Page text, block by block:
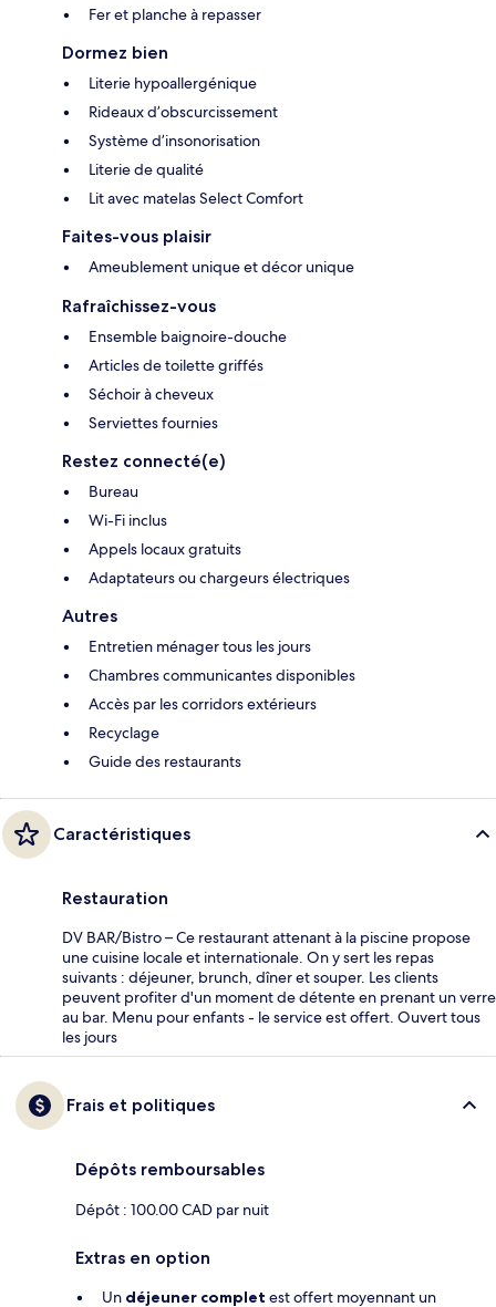
Fer et planche à repasser
Dormez bien
Literie hypoallergénique
Rideaux d’obscurcissement
Système d’insonorisation
Literie de qualité
Lit avec matelas Select Comfort
Faites-vous plaisir
Ameublement unique et décor unique
Rafraîchissez-vous
Ensemble baignoire-douche
Articles de toilette griffés
Séchoir à cheveux
Serviettes fournies
Restez connecté(e)
Bureau
Wi-Fi inclus
Appels locaux gratuits
Adaptateurs ou chargeurs électriques
Autres
Entretien ménager tous les jours
Chambres communicantes disponibles
Accès par les corridors extérieurs
Recyclage
Guide des restaurants
Caractéristiques
Restauration
DV BAR/Bistro – Ce restaurant attenant à la piscine propose
une cuisine locale et internationale. On y sert les repas
suivants : déjeuner, brunch, dîner et souper. Les clients
peuvent profiter d'un moment de détente en prenant un verre
au bar. Menu pour enfants - le service est offert. Ouvert tous
les jours
Frais et politiques
Dépôts remboursables
Dépôt : 100.00 CAD par nuit
Extras en option
Un déjeuner complet est offert moyennant un